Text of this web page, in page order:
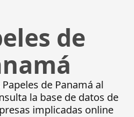
de
de Panamá al
la base de datos de
implicadas online